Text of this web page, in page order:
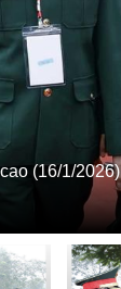
(16/1/